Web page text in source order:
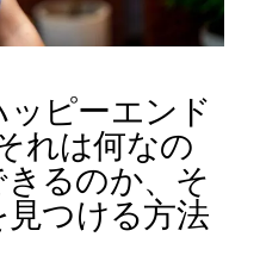
ピーエンド
れは何なの
るのか、そ
つける方法